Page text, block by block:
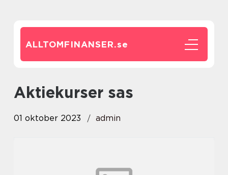
ALLTOMFINANSER.se
aktiekurser sas
01 oktober 2023 admin